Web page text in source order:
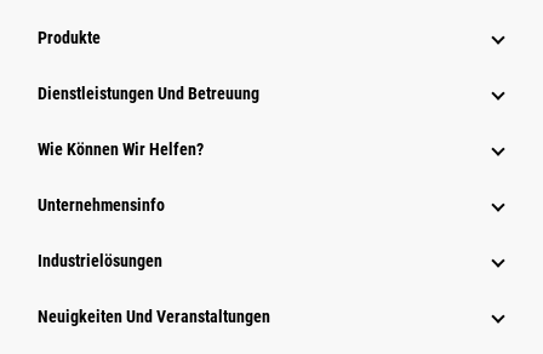
Produkte
Dienstleistungen Und Betreuung
Wie Können Wir Helfen?
Unternehmensinfo
Industrielösungen
Neuigkeiten Und Veranstaltungen